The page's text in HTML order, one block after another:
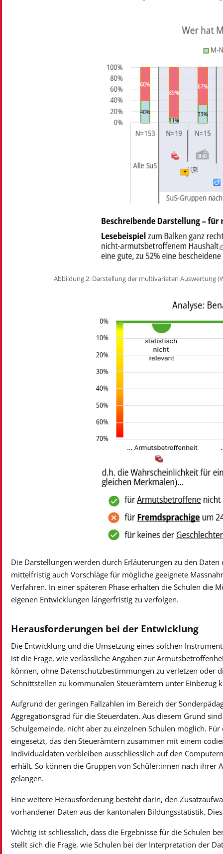
Abbildung 2: Darstellung der multivariaten Auswertung
Die Darstellungen werden durch Erläuterungen zu den
mittelfristig auch Vorschläge für mögliche geeignete
Verfahren. In einer späteren Phase erhalten die Schulen die
eigenen Entwicklungen längerfristig zu verfolgen.
Herausforderungen bei der Entwicklung
Die Entwicklung und die Umsetzung eines solchen
ist die Frage, wie verlässliche Angaben zur
können, ohne Datenschutzbestimmungen zu verletzen
Schnittstellen zu kommunalen Steuerämtern unter Einbezug
Aufgrund der geringen Fallzahlen im Bereich der
Aggregationsgrad für die Steuerdaten. Aus diesem Grund
Schulgemeinde, nicht aber zu einzelnen Schulen möglich.
eingesetzt, das den Steuerämtern zusammen mit einem
Individualdaten verbleiben ausschliesslich auf den
erhält. So können die Gruppen von Schüler:innen nach ihrer
gelangen.
Eine weitere Herausforderung besteht darin, den
vorhandener Daten aus der kantonalen Bildungsstatistik.
Wichtig ist schliesslich, dass die Ergebnisse für die Schulen
stellt sich die Frage, wie Schulen bei der Interpretation der